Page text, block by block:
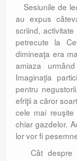
Sesiunile de
au expus
scriind,
petrecute la
dimineaţa era
amiaza
Imaginaţia
pentru
efriţii a căror
cele mai
chiar gazdelor.
lor vor fi
Cât despre